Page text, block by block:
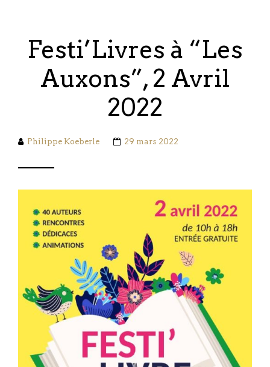
Festi’Livres à “Les
Auxons”, 2 Avril
2022
Philippe Koeberle 29 mars 2022